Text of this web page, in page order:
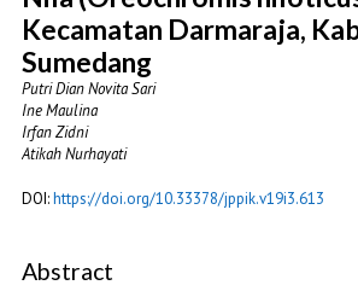
Kecamatan Darmaraja,
Sumedang
Putri Dian Novita Sari
Ine Maulina
Irfan Zidni
Atikah Nurhayati
DOI:https://doi.org/10.33378/jppik.v19i3.613
Abstract